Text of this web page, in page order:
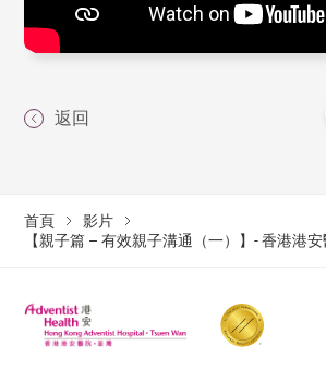
返回
首頁
影片
【親子篇 – 有效親子溝通（一）】- 香港港